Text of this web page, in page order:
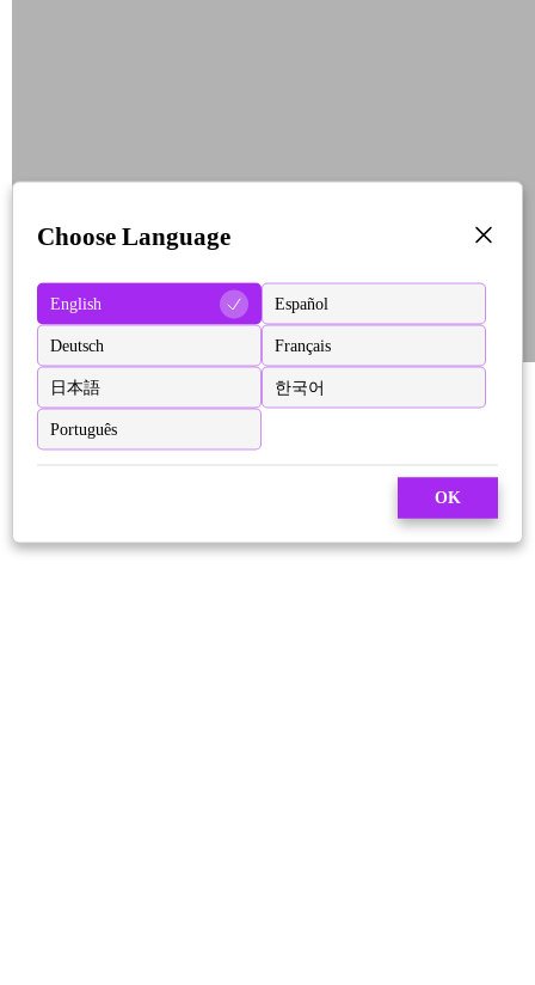
Choose Language
English Español
Deutsch Français
日本語 한국어
Português
OK